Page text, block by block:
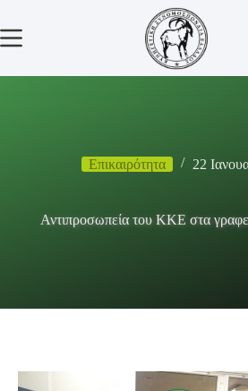
περιεχόμενο
Επικαιρότητα 22
Αντιπροσωπεία του ΚΚΕ στα